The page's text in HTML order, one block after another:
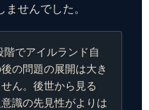
せんでした。
でアイルランド自
の問題の展開は大き
ん。後世から見る
識の先見性がよりは